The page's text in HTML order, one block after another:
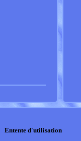
Entente d'utilisation